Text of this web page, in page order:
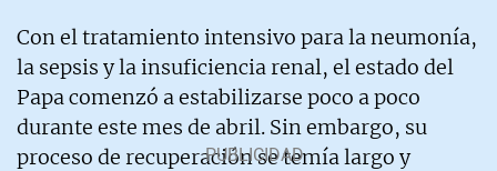
Con el tratamiento intensivo para la neumonía,
la sepsis y la insuficiencia renal, el estado del
Papa comenzó a estabilizarse poco a poco
durante este mes de abril. Sin embargo, su
proceso de recuperación se temía largo y